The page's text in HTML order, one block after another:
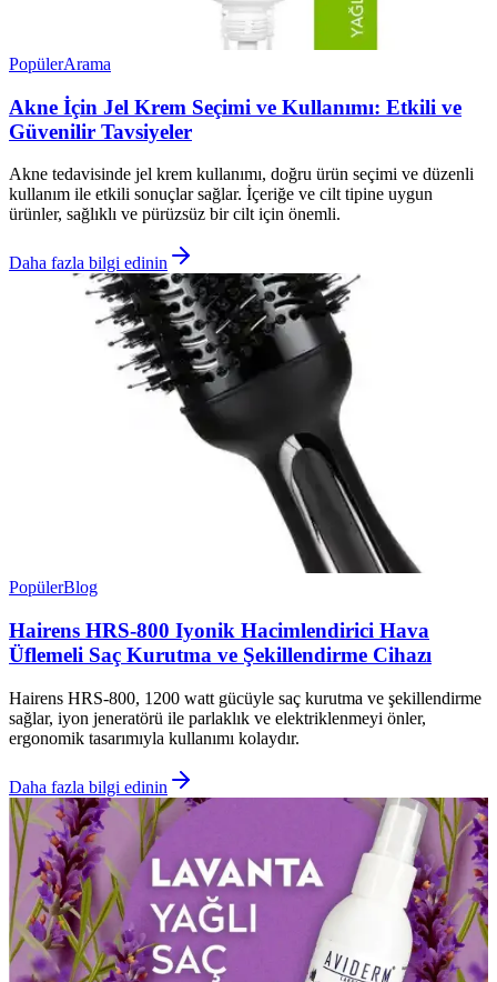
PopülerArama
Akne İçin Jel Krem Seçimi ve Kullanımı: Etkili ve
Güvenilir Tavsiyeler
Akne tedavisinde jel krem kullanımı, doğru ürün seçimi ve düzenli
kullanım ile etkili sonuçlar sağlar. İçeriğe ve cilt tipine uygun
ürünler, sağlıklı ve pürüzsüz bir cilt için önemli.
Daha fazla bilgi edinin
PopülerBlog
Hairens HRS-800 Iyonik Hacimlendirici Hava
Üflemeli Saç Kurutma ve Şekillendirme Cihazı
Hairens HRS-800, 1200 watt gücüyle saç kurutma ve şekillendirme
sağlar, iyon jeneratörü ile parlaklık ve elektriklenmeyi önler,
ergonomik tasarımıyla kullanımı kolaydır.
Daha fazla bilgi edinin